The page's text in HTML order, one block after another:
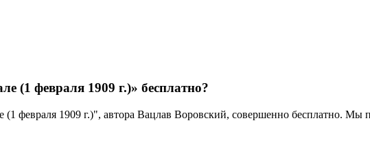
(1 февраля 1909 г.)» бесплатно?
февраля 1909 г.)", автора Вацлав Воровский, совершенно бесплатно. Мы